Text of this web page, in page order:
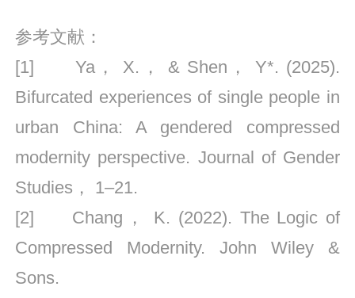
参考文献：
[1] Ya， X.， & Shen， Y*. (2025).
Bifurcated experiences of single people in
urban China: A gendered compressed
modernity perspective. Journal of Gender
Studies， 1–21.
[2] Chang， K. (2022). The Logic of
Compressed Modernity. John Wiley &
Sons.